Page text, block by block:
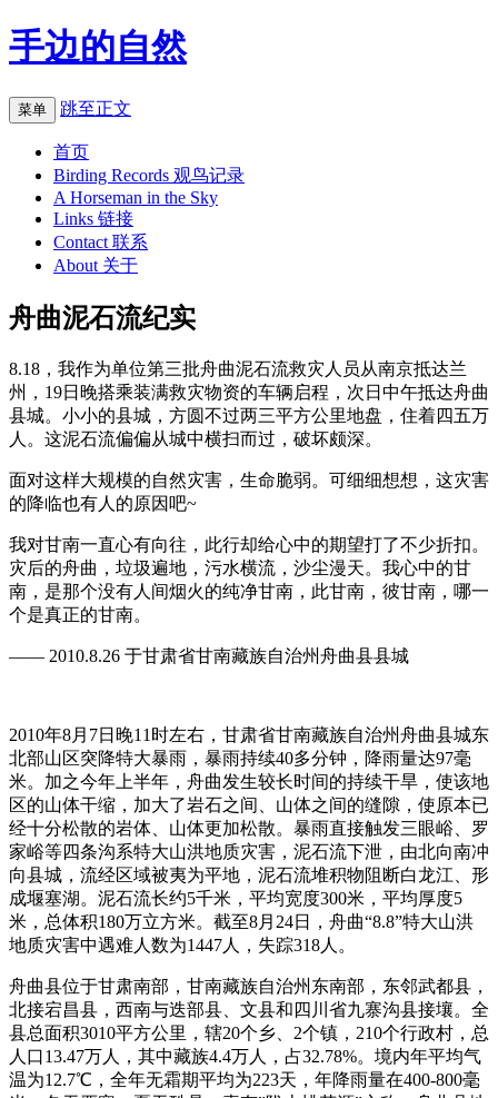
手边的自然
菜单 跳至正文
首页
Birding Records 观鸟记录
A Horseman in the Sky
Links 链接
Contact 联系
About 关于
舟曲泥石流纪实
8.18，我作为单位第三批舟曲泥石流救灾人员从南京抵达兰
州，19日晚搭乘装满救灾物资的车辆启程，次日中午抵达舟曲
县城。小小的县城，方圆不过两三平方公里地盘，住着四五万
人。这泥石流偏偏从城中横扫而过，破坏颇深。
面对这样大规模的自然灾害，生命脆弱。可细细想想，这灾害
的降临也有人的原因吧~
我对甘南一直心有向往，此行却给心中的期望打了不少折扣。
灾后的舟曲，垃圾遍地，污水横流，沙尘漫天。我心中的甘
南，是那个没有人间烟火的纯净甘南，此甘南，彼甘南，哪一
个是真正的甘南。
—— 2010.8.26 于甘肃省甘南藏族自治州舟曲县县城
2010年8月7日晚11时左右，甘肃省甘南藏族自治州舟曲县城东
北部山区突降特大暴雨，暴雨持续40多分钟，降雨量达97毫
米。加之今年上半年，舟曲发生较长时间的持续干旱，使该地
区的山体干缩，加大了岩石之间、山体之间的缝隙，使原本已
经十分松散的岩体、山体更加松散。暴雨直接触发三眼峪、罗
家峪等四条沟系特大山洪地质灾害，泥石流下泄，由北向南冲
向县城，流经区域被夷为平地，泥石流堆积物阻断白龙江、形
成堰塞湖。泥石流长约5千米，平均宽度300米，平均厚度5
米，总体积180万立方米。截至8月24日，舟曲“8.8”特大山洪
地质灾害中遇难人数为1447人，失踪318人。
舟曲县位于甘肃南部，甘南藏族自治州东南部，东邻武都县，
北接宕昌县，西南与迭部县、文县和四川省九寨沟县接壤。全
县总面积3010平方公里，辖20个乡、2个镇，210个行政村，总
人口13.47万人，其中藏族4.4万人，占32.78%。境内年平均气
温为12.7℃，全年无霜期平均为223天，年降雨量在400-800毫